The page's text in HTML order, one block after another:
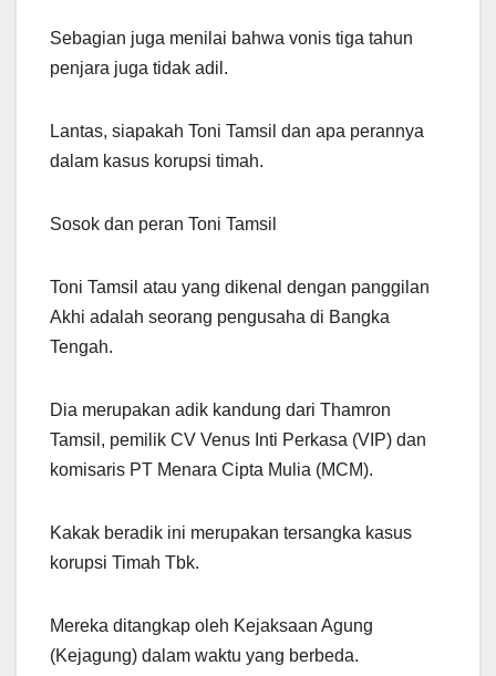
Sebagian juga menilai bahwa vonis tiga tahun
penjara juga tidak adil.
Lantas, siapakah Toni Tamsil dan apa perannya
dalam kasus korupsi timah.
Sosok dan peran Toni Tamsil
Toni Tamsil atau yang dikenal dengan panggilan
Akhi adalah seorang pengusaha di Bangka
Tengah.
Dia merupakan adik kandung dari Thamron
Tamsil, pemilik CV Venus Inti Perkasa (VIP) dan
komisaris PT Menara Cipta Mulia (MCM).
Kakak beradik ini merupakan tersangka kasus
korupsi Timah Tbk.
Mereka ditangkap oleh Kejaksaan Agung
(Kejagung) dalam waktu yang berbeda.